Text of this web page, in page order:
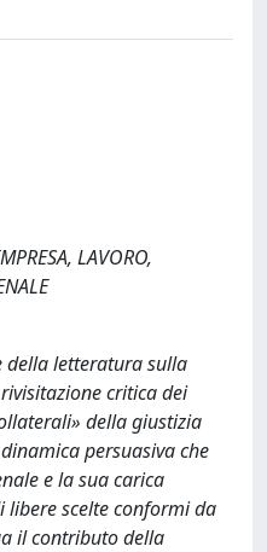
LAVORO,
della letteratura sulla
critica dei
della giustizia
persuasiva che
e la sua carica
libere scelte conformi da
il contributo della